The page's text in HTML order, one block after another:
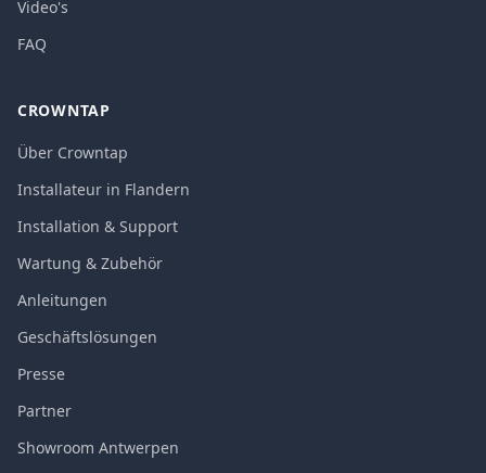
Video's
FAQ
CROWNTAP
Über Crowntap
Installateur in Flandern
Installation & Support
Wartung & Zubehör
Anleitungen
Geschäftslösungen
Presse
Partner
Showroom Antwerpen